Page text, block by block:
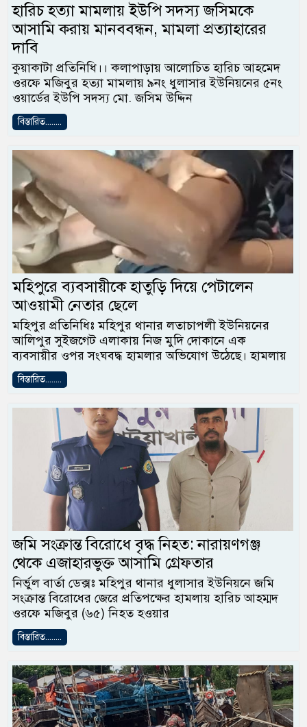
হারিচ হত্যা মামলায় ইউপি সদস্য জসিমকে
আসামি করায় মানববন্ধন, মামলা প্রত্যাহারের
দাবি
কুয়াকাটা প্রতিনিধি।। কলাপাড়ায় আলোচিত হারিচ আহমেদ
ওরফে মজিবুর হত্যা মামলায় ৯নং ধুলাসার ইউনিয়নের ৫নং
ওয়ার্ডের ইউপি সদস্য মো. জসিম উদ্দিন
বিস্তারিত........
মহিপুরে ব্যবসায়ীকে হাতুড়ি দিয়ে পেটালেন
আওয়ামী নেতার ছেলে
মহিপুর প্রতিনিধিঃ মহিপুর থানার লতাচাপলী ইউনিয়নের
আলিপুর সুইজগেট এলাকায় নিজ মুদি দোকানে এক
ব্যবসায়ীর ওপর সংঘবদ্ধ হামলার অভিযোগ উঠেছে। হামলায়
বিস্তারিত........
জমি সংক্রান্ত বিরোধে বৃদ্ধ নিহত: নারায়ণগঞ্জ
থেকে এজাহারভুক্ত আসামি গ্রেফতার
নির্ভুল বার্তা ডেক্সঃ মহিপুর থানার ধুলাসার ইউনিয়নে জমি
সংক্রান্ত বিরোধের জেরে প্রতিপক্ষের হামলায় হারিচ আহম্মদ
ওরফে মজিবুর (৬৫) নিহত হওয়ার
বিস্তারিত........